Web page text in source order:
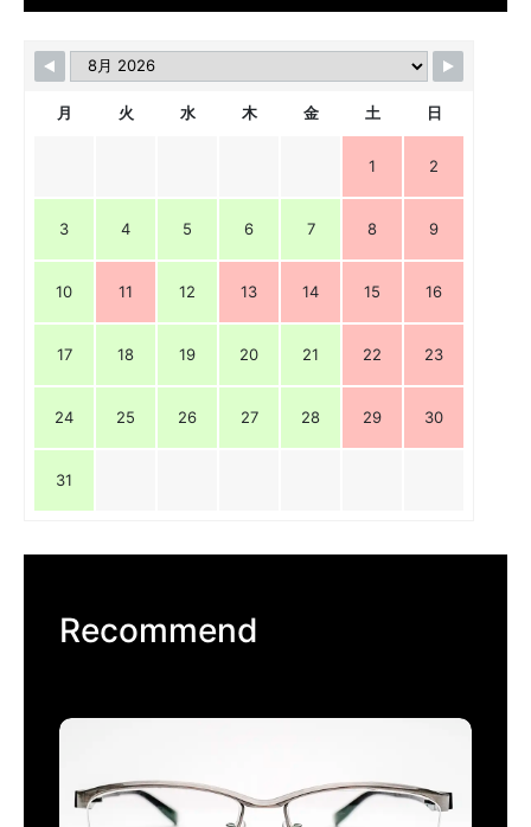
月 火 水 木 金 土 日
1 2
3 4 5 6 7 8 9
10 11 12 13 14 15 16
17 18 19 20 21 22 23
24 25 26 27 28 29 30
31
Recommend